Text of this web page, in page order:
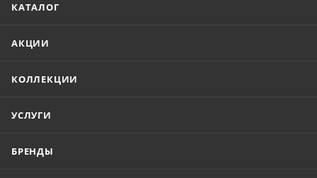
КАТАЛОГ
АКЦИИ
КОЛЛЕКЦИИ
УСЛУГИ
БРЕНДЫ